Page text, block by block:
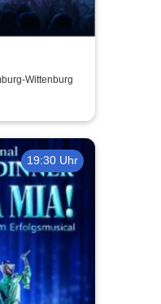
Wittenburg
19:30 Uhr